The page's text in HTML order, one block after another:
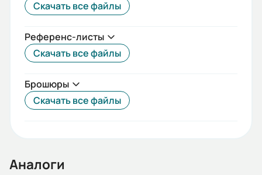
0.75
Габариты (ШхВхГ, м):
0.07x0.135x0.13
Скачать все файлы
Референс-листы
Скачать все файлы
Брошюры
Скачать все файлы
Аналоги